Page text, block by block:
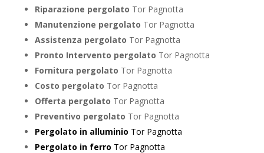
Riparazione pergolato Tor Pagnotta
Manutenzione pergolato Tor Pagnotta
Assistenza pergolato Tor Pagnotta
Pronto Intervento pergolato Tor Pagnotta
Fornitura pergolato Tor Pagnotta
Costo pergolato Tor Pagnotta
Offerta pergolato Tor Pagnotta
Preventivo pergolato Tor Pagnotta
Pergolato in alluminio Tor Pagnotta
Pergolato in ferro Tor Pagnotta